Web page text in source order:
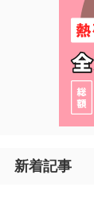
新着記事